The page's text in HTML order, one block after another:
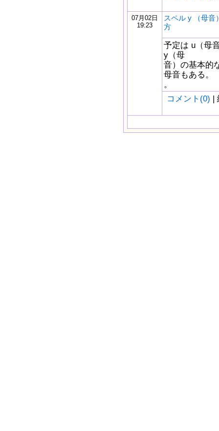
07月02日
19:23
スペル y （母音
方
予定は u（母
y（母
音）の基本的
母音もある。
。
コメント(0) |